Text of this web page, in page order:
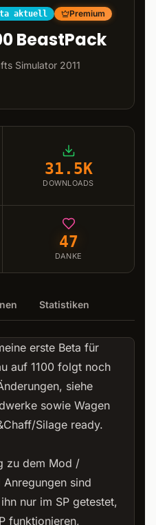
aktuell Premium
BeastPack
Simulator 2011
31.5K
DOWNLOADS
47
DANKE
Statistiken
erste Beta für
auf 1100 folgt noch
siehe
sowie Wagen
Silage ready.
zu dem Mod /
sind
nur im SP getestet,
funktionieren,